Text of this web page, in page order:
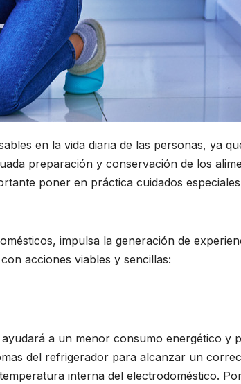
en la vida diaria de las personas, ya
preparación y conservación de los
poner en práctica cuidados
impulsa la generación de
acciones viables y sencillas:
a un menor consumo energético y
del refrigerador para alcanzar un
interna del electrodoméstico.